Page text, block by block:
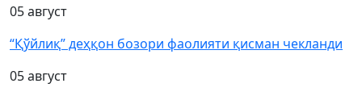
05 август
“Қўйлиқ” деҳқон бозори фаолияти қисман чекланди
05 август